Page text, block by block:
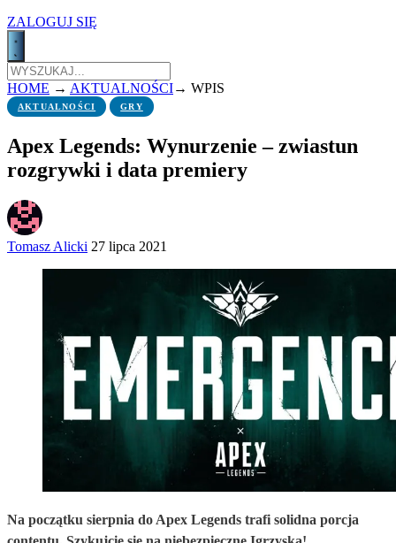
ZALOGUJ SIĘ
HOME → AKTUALNOŚCI→ WPIS
AKTUALNOŚCI GRY
Apex Legends: Wynurzenie – zwiastun
rozgrywki i data premiery
Tomasz Alicki 27 lipca 2021
Na początku sierpnia do Apex Legends trafi solidna porcja